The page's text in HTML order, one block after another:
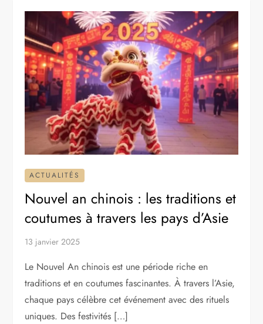
ACTUALITÉS
Nouvel an chinois : les traditions et
coutumes à travers les pays d’Asie
13 janvier 2025
Le Nouvel An chinois est une période riche en
traditions et en coutumes fascinantes. À travers l’Asie,
chaque pays célèbre cet événement avec des rituels
uniques. Des festivités […]